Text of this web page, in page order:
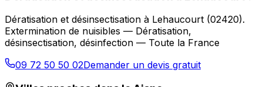
Dératisation et désinsectisation à Lehaucourt (02420).
Extermination de nuisibles — Dératisation,
désinsectisation, désinfection — Toute la France
09 72 50 50 02Demander un devis gratuit